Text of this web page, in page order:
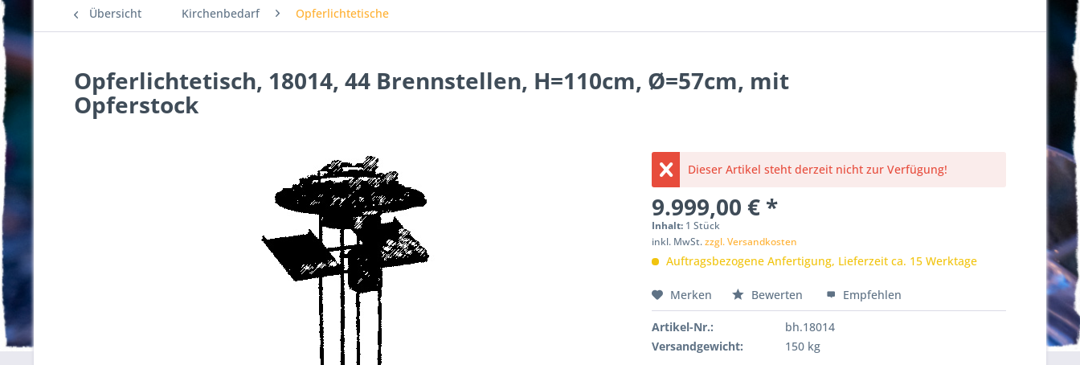
Übersicht Kirchenbedarf Opferlichtetische
Opferlichtetisch, 18014, 44 Brennstellen, H=110cm, Ø=57cm, mit
Opferstock
Dieser Artikel steht derzeit nicht zur Verfügung!
9.999,00 € *
Inhalt: 1 Stück
inkl. MwSt.zzgl. Versandkosten
Auftragsbezogene Anfertigung, Lieferzeit ca. 15 Werktage
Merken Bewerten Empfehlen
Artikel-Nr.:
bh.18014
Versandgewicht:
150 kg